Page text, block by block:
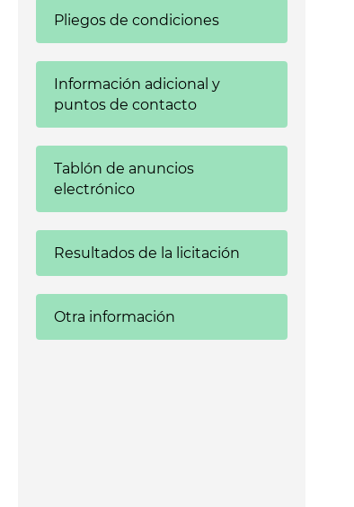
Pliegos de condiciones
Información adicional y
puntos de contacto
Tablón de anuncios
electrónico
Resultados de la licitación
Otra información